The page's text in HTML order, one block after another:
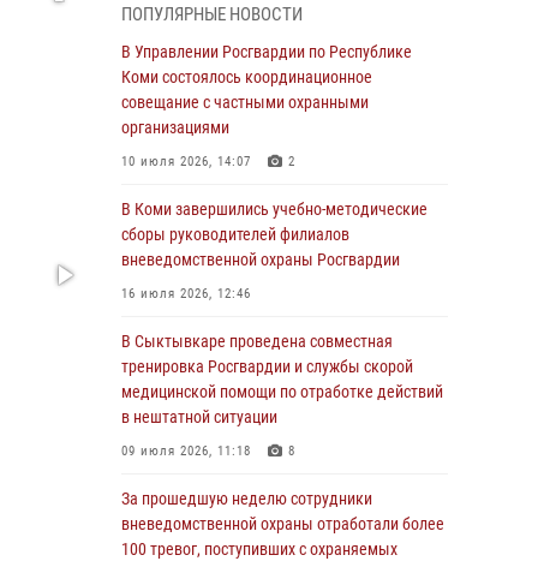
Чемпионате Северо-Западного округа
Росгвардии по спортивному самбо
03 августа 2026, 12:07 5
В Коми росгвардейцы информируют граждан
об изменениях в законодательстве в сфере
оружие за нарушения
02 августа 2026, 06:17
сдачи оружия
31 июля 2026, 10:55
Временно исполняющий обязанности
начальника Управления Росгвардии по
«Орленок»
31 июля 2026, 06:57 8
ПОПУЛЯРНЫЕ НОВОСТИ
В Управлении Росгвардии по Республике
Коми состоялось координационное
совещание с частными охранными
организациями
10 июля 2026, 14:07 2
В Коми завершились учебно-методические
сборы руководителей филиалов
вневедомственной охраны Росгвардии
16 июля 2026, 12:46
В Сыктывкаре проведена совместная
тренировка Росгвардии и службы скорой
медицинской помощи по отработке действий
в нештатной ситуации
09 июля 2026, 11:18 8
За прошедшую неделю сотрудники
вневедомственной охраны отработали более
100 тревог, поступивших с охраняемых